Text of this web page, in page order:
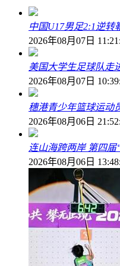
中国U17男足2:1逆转
2026年08月07日
美国大学生足球队走
2026年08月07日
穗港青少年篮球运动
2026年08月06日
连山海跨两岸 第四
2026年08月06日